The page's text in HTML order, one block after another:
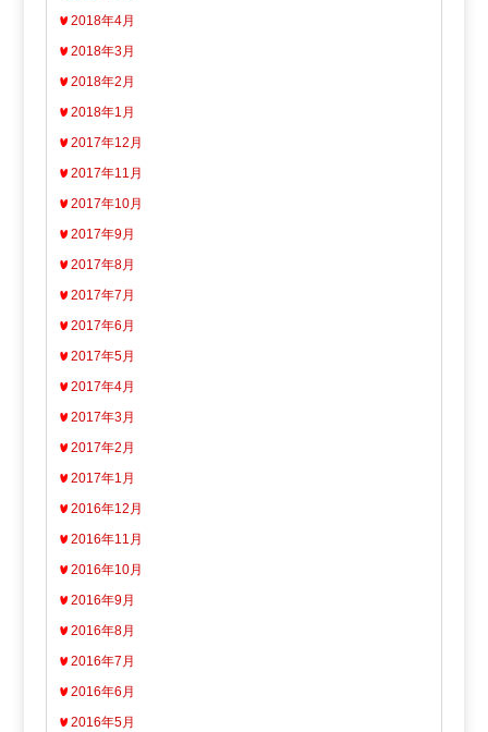
2018年4月
2018年3月
2018年2月
2018年1月
2017年12月
2017年11月
2017年10月
2017年9月
2017年8月
2017年7月
2017年6月
2017年5月
2017年4月
2017年3月
2017年2月
2017年1月
2016年12月
2016年11月
2016年10月
2016年9月
2016年8月
2016年7月
2016年6月
2016年5月